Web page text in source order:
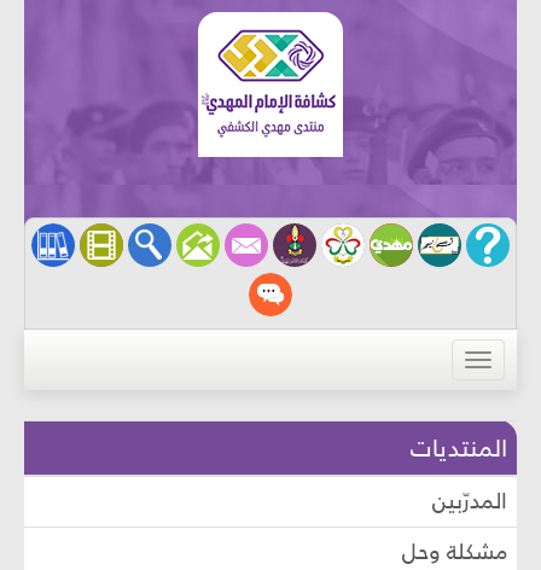
القائمة
المنتديات
المدرّبين
مشكلة وحل